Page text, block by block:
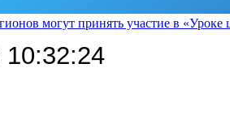
могут принять участие в
10:32:24